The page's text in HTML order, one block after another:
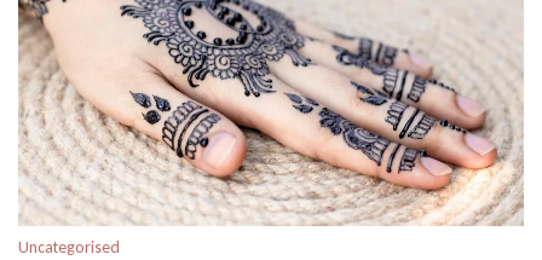
Uncategorised